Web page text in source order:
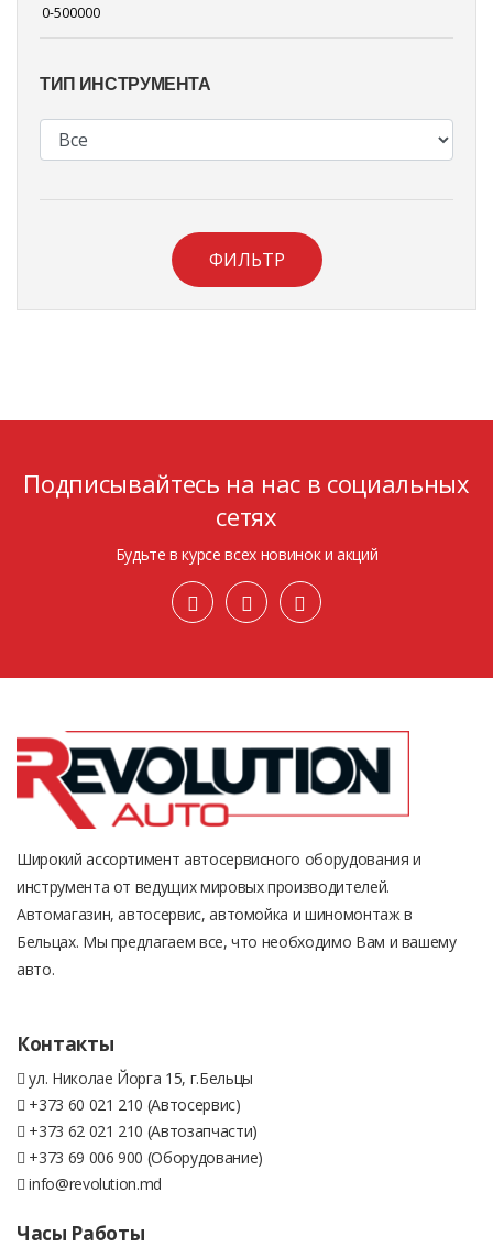
ТИП ИНСТРУМЕНТА
ФИЛЬТР
Подписывайтесь на нас в социальных
сетях
Будьте в курсе всех новинок и акций
Широкий ассортимент автосервисного оборудования и
инструмента от ведущих мировых производителей.
Автомагазин, автосервис, автомойка и шиномонтаж в
Бельцах. Мы предлагаем все, что необходимо Вам и вашему
авто.
Контакты
ул. Николае Йорга 15, г.Бельцы
+373 60 021 210 (Автосервис)
+373 62 021 210 (Автозапчасти)
+373 69 006 900 (Оборудование)
info@revolution.md
Часы Работы